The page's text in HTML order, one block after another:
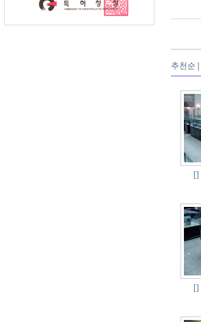
추천순
[]
[]